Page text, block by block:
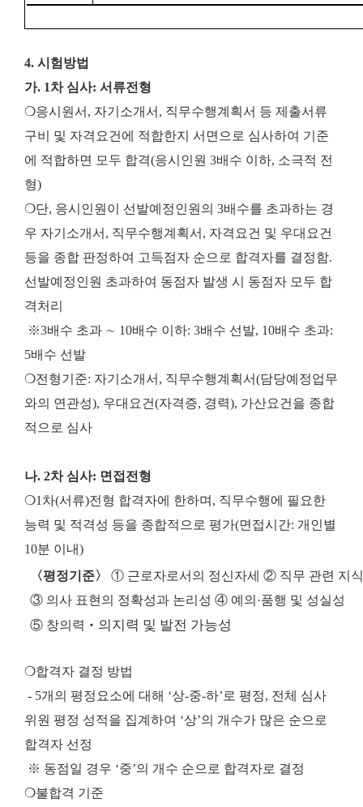
4. 시험방법
가. 1차 심사: 서류전형
❍응시원서, 자기소개서, 직무수행계획서 등 제출서류
구비 및 자격요건에 적합한지 서면으로 심사하여 기준
에 적합하면 모두 합격(응시인원 3배수 이하, 소극적 전
형)
❍단, 응시인원이 선발예정인원의 3배수를 초과하는 경
우 자기소개서, 직무수행계획서, 자격요건 및 우대요건
등을 종합 판정하여 고득점자 순으로 합격자를 결정함.
선발예정인원 초과하여 동점자 발생 시 동점자 모두 합
격처리
※3배수 초과 ∼ 10배수 이하: 3배수 선발, 10배수 초과:
5배수 선발
❍전형기준: 자기소개서, 직무수행계획서(담당예정업무
와의 연관성), 우대요건(자격증, 경력), 가산요건을 종합
적으로 심사
나. 2차 심사: 면접전형
❍1차(서류)전형 합격자에 한하며, 직무수행에 필요한
능력 및 적격성 등을 종합적으로 평가(면접시간: 개인별
10분 이내)
〈평정기준〉
① 근로자로서의 정신자세 ② 직무 관련 지
③ 의사 표현의 정확성과 논리성 ④ 예의 ·품행 및 성실성
⑤ 창의력 ‧ 의지력 및 발전 가능성
❍합격자 결정 방법
- 5개의 평정요소에 대해 ‘상-중-하’로 평정, 전체 심사
위원 평정 성적을 집계하여 ‘상’의 개수가 많은 순으로
합격자 선정
※ 동점일 경우 ‘중’의 개수 순으로 합격자로 결정
❍불합격 기준